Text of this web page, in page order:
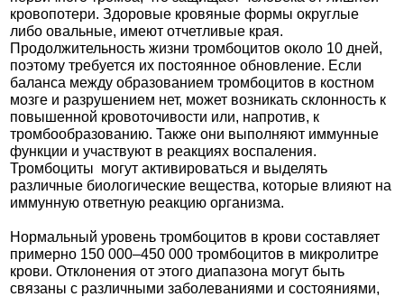
кровопотери. Здоровые кровяные формы округлые
либо овальные, имеют отчетливые края.
Продолжительность жизни тромбоцитов около 10 дней,
поэтому требуется их постоянное обновление. Если
баланса между образованием тромбоцитов в костном
мозге и разрушением нет, может возникать склонность к
повышенной кровоточивости или, напротив, к
тромбообразованию. Также они выполняют иммунные
функции и участвуют в реакциях воспаления.
Тромбоциты могут активироваться и выделять
различные биологические вещества, которые влияют на
иммунную ответную реакцию организма.
Нормальный уровень тромбоцитов в крови составляет
примерно 150 000–450 000 тромбоцитов в микролитре
крови. Отклонения от этого диапазона могут быть
связаны с различными заболеваниями и состояниями,